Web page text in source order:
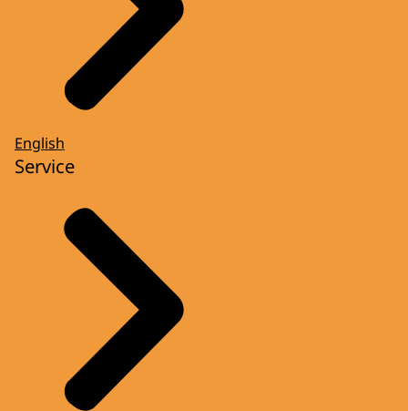
En dan begint het lange wachten. Enne ...
mondje dicht, want zo’n lintje is en blijft
natuurlijk een verrassing. U ontvangt
automatisch een bericht van het tekenen
van het Koninklijk besluit.
Het resultaat? Een verrassende en
waardevolle onderscheiding, oftewel: de
English
Service